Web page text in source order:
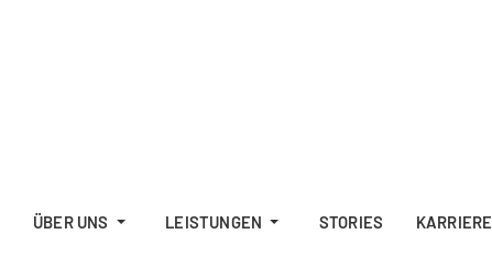
ÜBER UNS LEISTUNGEN STORIES KARRIERE